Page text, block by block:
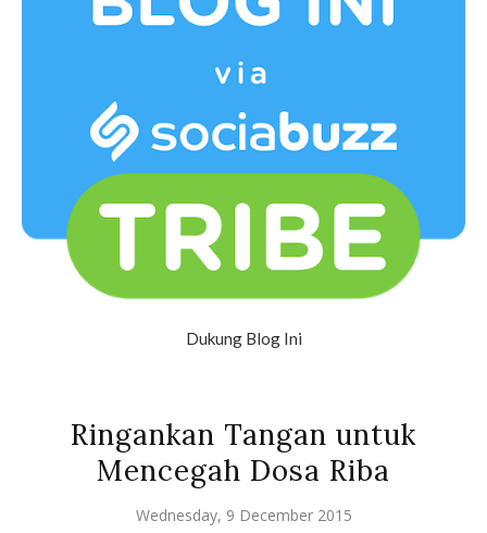
Dukung Blog Ini
Ringankan Tangan untuk
Mencegah Dosa Riba
Wednesday, 9 December 2015